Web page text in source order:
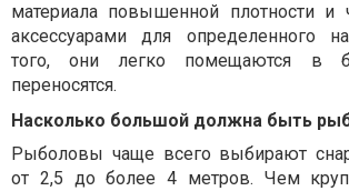
материала повышенной плотности и
аксессуарами для определенного
того, они легко помещаются в
переносятся.
Насколько большой должна быть
Рыболовы чаще всего выбирают
от 2,5 до более 4 метров. Чем